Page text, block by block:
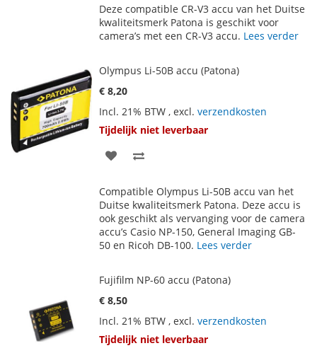
AAN TE
Deze compatible CR-V3 accu van het Duitse
kwaliteitsmerk Patona is geschikt voor
camera’s met een CR-V3 accu. Lees verder
Olympus Li-50B accu (Patona)
€ 8,20
Incl. 21% BTW , excl. verzendkosten
Tijdelijk niet leverbaar
VOEG
AAN
VERLANGLIJST
TE
VERGELIJKEN
Compatible Olympus Li-50B accu van het
Duitse kwaliteitsmerk Patona. Deze accu is
ook geschikt als vervanging voor de camera
accu’s Casio NP-150, General Imaging GB-
50 en Ricoh DB-100. Lees verder
Fujifilm NP-60 accu (Patona)
€ 8,50
Incl. 21% BTW , excl. verzendkosten
Tijdelijk niet leverbaar